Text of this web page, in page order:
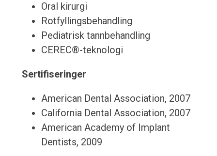
Oral kirurgi
Rotfyllingsbehandling
Pediatrisk tannbehandling
CEREC®-teknologi
Sertifiseringer
American Dental Association, 2007
California Dental Association, 2007
American Academy of Implant
Dentists, 2009